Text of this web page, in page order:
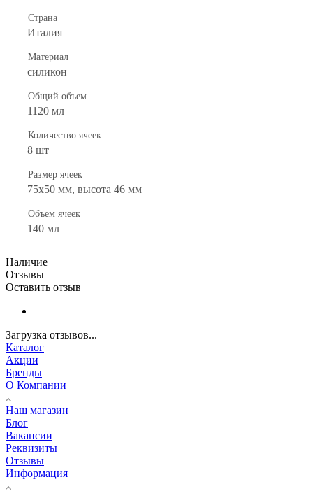
Страна
Италия
Материал
силикон
Общий объем
1120 мл
Количество ячеек
8 шт
Размер ячеек
75х50 мм, высота 46 мм
Объем ячеек
140 мл
Наличие
Отзывы
Оставить отзыв
Загрузка отзывов...
Каталог
Акции
Бренды
О Компании
Наш магазин
Блог
Вакансии
Реквизиты
Отзывы
Информация